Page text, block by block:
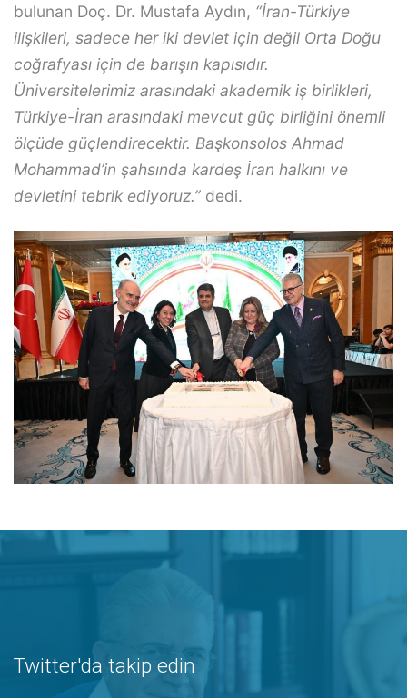
bulunan Doç. Dr. Mustafa Aydın, “İran-Türkiye
ilişkileri, sadece her iki devlet için değil Orta Doğu
coğrafyası için de barışın kapısıdır.
Üniversitelerimiz arasındaki akademik iş birlikleri,
Türkiye-İran arasındaki mevcut güç birliğini önemli
ölçüde güçlendirecektir. Başkonsolos Ahmad
Mohammad’in şahsında kardeş İran halkını ve
devletini tebrik ediyoruz.” dedi.
Twitter'da takip edin